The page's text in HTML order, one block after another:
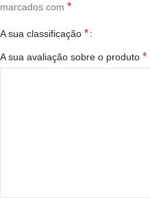
marcados com *
A sua classificação *
A sua avaliação sobre o produto *